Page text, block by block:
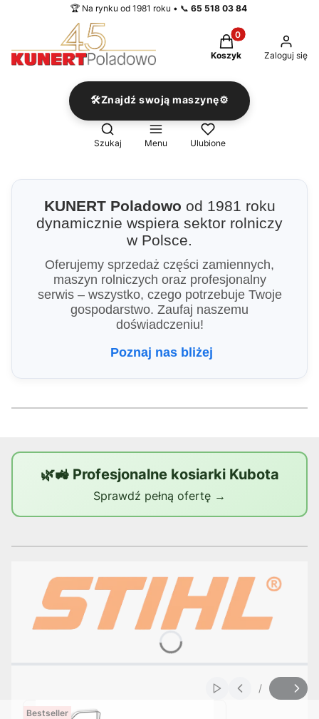
🏆 Na rynku od 1981 roku • 📞 65 518 03 84
Produkty w
Koszyk Zaloguj się
🛠️Znajdź swoją maszynę⚙️
Otwórz wyszukiwarkę
Szukaj Menu Ulubione
KUNERT Poladowo od 1981 roku
dynamicznie wspiera sektor rolniczy
w Polsce.
Oferujemy sprzedaż części zamiennych,
maszyn rolniczych oraz profesjonalny
serwis – wszystko, czego potrzebuje Twoje
gospodarstwo. Zaufaj naszemu
doświadczeniu!
Poznaj nas bliżej
🌿🚜 Profesjonalne kosiarki Kubota
Sprawdź pełną ofertę →
Włącz Slajd
/
z
Bestseller